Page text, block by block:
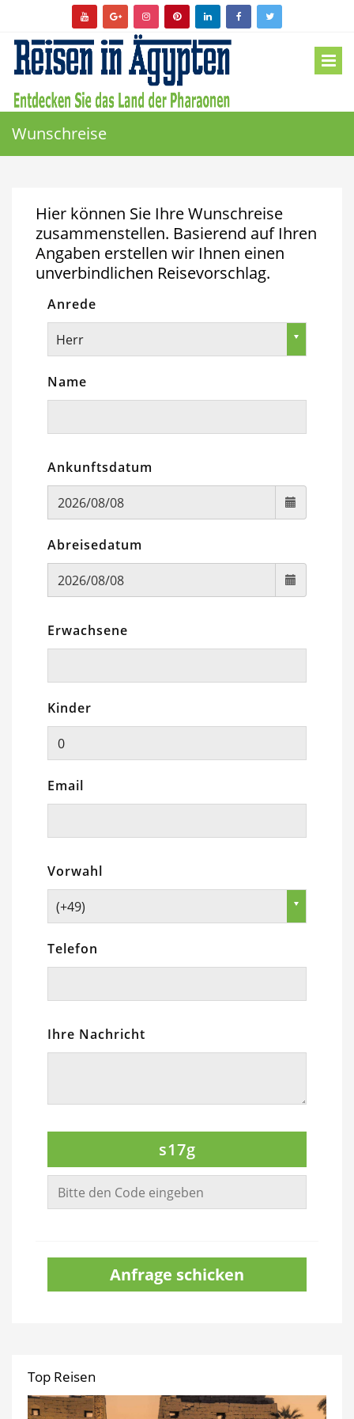
Wunschreise
Hier können Sie Ihre Wunschreise
zusammenstellen. Basierend auf Ihren
Angaben erstellen wir Ihnen einen
unverbindlichen Reisevorschlag.
Anrede
Herr
Name
Ankunftsdatum
Abreisedatum
Erwachsene
Kinder
Email
Vorwahl
(+49)
Telefon
Ihre Nachricht
s17g
Anfrage schicken
Top Reisen